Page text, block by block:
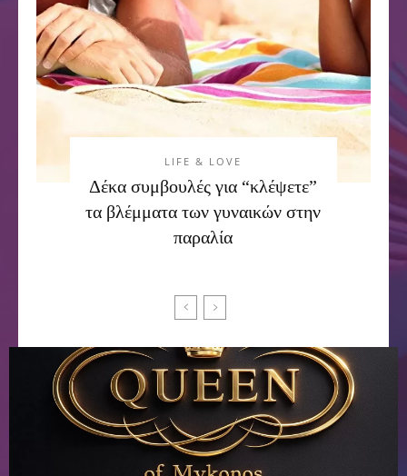
LIFE & LOVE
Δέκα συμβουλές για “κλέψετε”
τα βλέμματα των γυναικών στην
παραλία